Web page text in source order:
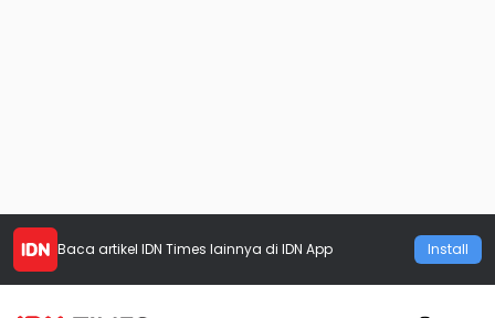
Baca artikel IDN Times lainnya di IDN App Install